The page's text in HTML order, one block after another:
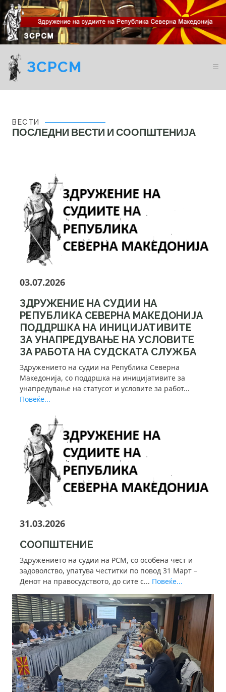
ЗСРСМ
ВЕСТИ
ПОСЛЕДНИ ВЕСТИ И СООПШТЕНИЈА
03.07.2026
ЗДРУЖЕНИЕ НА СУДИИ НА
РЕПУБЛИКА СЕВЕРНА МАКЕДОНИЈА
ПОДДРШКА НА ИНИЦИЈАТИВИТЕ
ЗА УНАПРЕДУВАЊЕ НА УСЛОВИТЕ
ЗА РАБОТА НА СУДСКАТА СЛУЖБА
Здружението на судии на Република Северна
Македонија, со поддршка на иницијативите за
унапредување на статусот и условите за работ...
Повеќе...
31.03.2026
СООПШТЕНИЕ
Здружението на судии на РСМ, со особена чест и
задоволство, упатува честитки по повод 31 Март –
Денот на правосудството, до сите с... Повеќе...